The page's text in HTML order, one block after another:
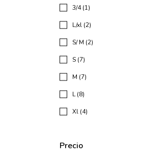
3/4 (1)
L/xl (2)
S/ M (2)
S (7)
M (7)
L (8)
Xl (4)
Precio